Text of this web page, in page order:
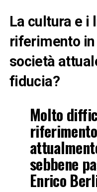
La cultura e i
riferimento
società
fiducia?
Molto
sebbene
Enrico